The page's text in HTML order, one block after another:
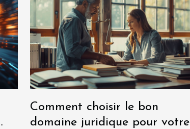
Comment choisir le bon
domaine juridique pour votre